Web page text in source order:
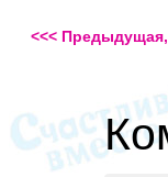
<<<